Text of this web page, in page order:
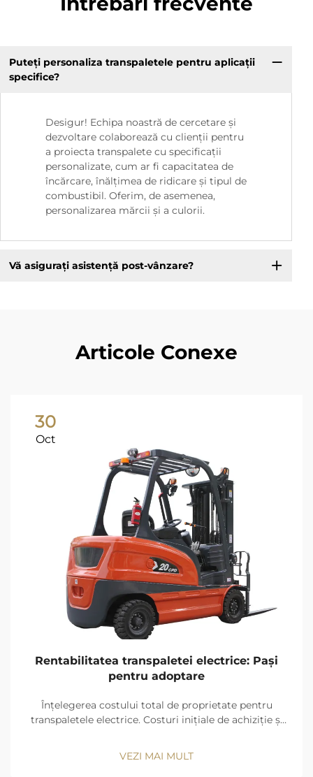
Puteți personaliza transpaletele pentru aplicații
specifice?
Desigur! Echipa noastră de cercetare și
dezvoltare colaborează cu clienții pentru
a proiecta transpalete cu specificații
personalizate, cum ar fi capacitatea de
încărcare, înălțimea de ridicare și tipul de
combustibil. Oferim, de asemenea,
personalizarea mărcii și a culorii.
Vă asigurați asistență post-vânzare?
Articole Conexe
30
Oct
Rentabilitatea transpaletei electrice: Pași
pentru adoptare
Înțelegerea costului total de proprietate pentru
transpaletele electrice. Costuri inițiale de achiziție și
VEZI MAI MULT